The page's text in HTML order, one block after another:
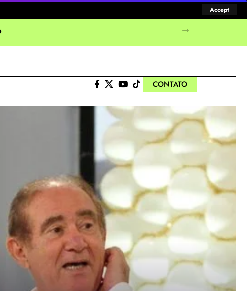
Accept
CONTATO